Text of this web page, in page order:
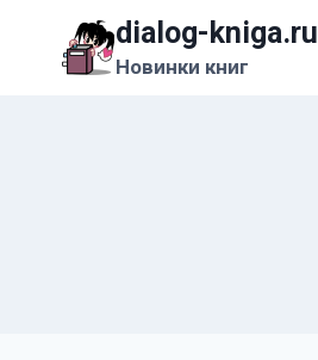
содержимому
dialog-kniga.ru
Новинки книг